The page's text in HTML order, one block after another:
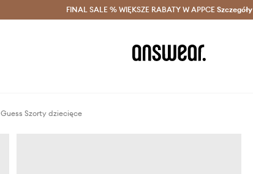
Oszczędzaj z Answear Club > Dostawa nawet w 24h >
FINAL SALE % WIĘKSZE RABATY W APPCE Szczegóły
Guess Szorty dziecięce